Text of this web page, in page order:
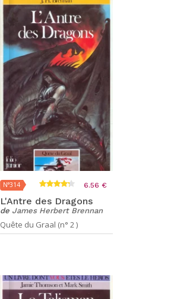
N°314 6.56 €
L'Antre des Dragons
de James Herbert Brennan
Quête du Graal (n° 2 )